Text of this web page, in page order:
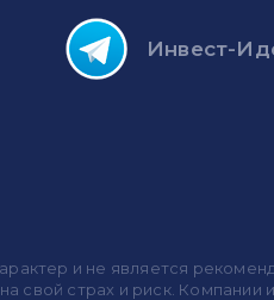
Инвест-
и не является
страх и риск. Компании